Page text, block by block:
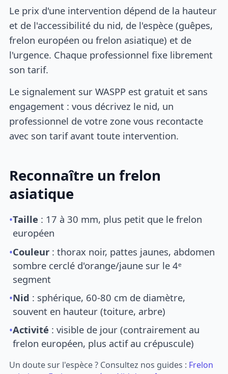
Le prix d'une intervention dépend de la hauteur
et de l'accessibilité du nid, de l'espèce (guêpes,
frelon européen ou frelon asiatique) et de
l'urgence. Chaque professionnel fixe librement
son tarif.
Le signalement sur WASPP est gratuit et sans
engagement : vous décrivez le nid, un
professionnel de votre zone vous recontacte
avec son tarif avant toute intervention.
Reconnaître un frelon
asiatique
•Taille : 17 à 30 mm, plus petit que le frelon
européen
•Couleur : thorax noir, pattes jaunes, abdomen
sombre cerclé d'orange/jaune sur le 4ᵉ
segment
•Nid : sphérique, 60-80 cm de diamètre,
souvent en hauteur (toiture, arbre)
•Activité : visible de jour (contrairement au
frelon européen, plus actif au crépuscule)
Un doute sur l'espèce ? Consultez nos guides : Frelon